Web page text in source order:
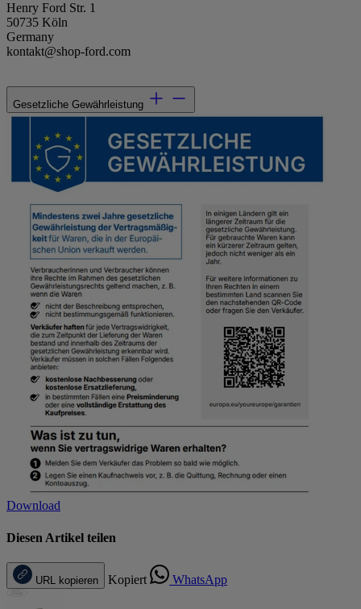
Henry Ford Str. 1
50735 Köln
Germany
kontakt@shop-ford.com
Gesetzliche Gewährleistung
Download
Diesen Artikel teilen
URL kopieren Kopiert WhatsApp